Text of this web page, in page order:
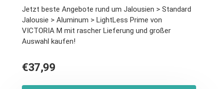
Jetzt beste Angebote rund um Jalousien > Standard
Jalousie > Aluminum > LightLess Prime von
VICTORIA M mit rascher Lieferung und großer
Auswahl kaufen!
€37,99